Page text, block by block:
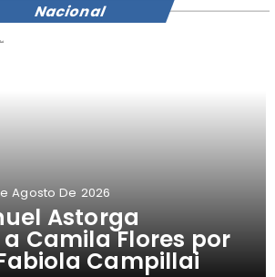
Astorga
Camila Flores por
Campillai
Agosto De 2026
Nacional